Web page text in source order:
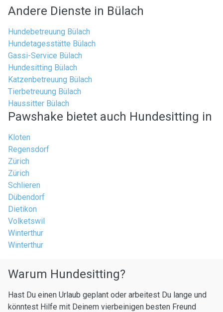
Andere Dienste in Bülach
Hundebetreuung Bülach
Hundetagesstätte Bülach
Gassi-Service Bülach
Hundesitting Bülach
Katzenbetreuung Bülach
Tierbetreuung Bülach
Haussitter Bülach
Pawshake bietet auch Hundesitting in
Kloten
Regensdorf
Zürich
Zürich
Schlieren
Dübendorf
Dietikon
Volketswil
Winterthur
Winterthur
Warum Hundesitting?
Hast Du einen Urlaub geplant oder arbeitest Du lange und
könntest Hilfe mit Deinem vierbeinigen besten Freund